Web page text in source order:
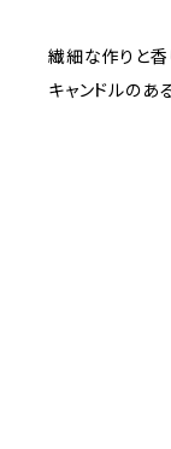
繊細な作りと香
キャンドルのあ